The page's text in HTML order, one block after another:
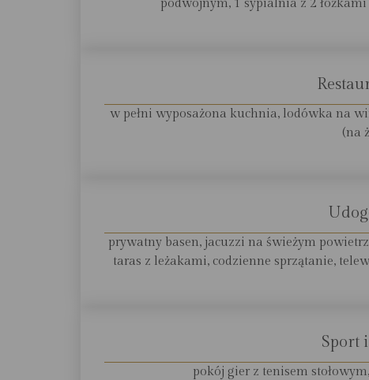
podwójnym, 1 sypialnia z 2
w pełni wyposażona kuchnia, lodówka na
(na
prywatny basen, jacuzzi na świeżym
taras z leżakami, codzienne sprzątanie,
Sport
pokój gier z tenisem